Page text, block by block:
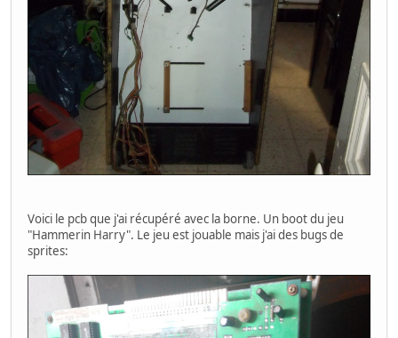
Voici le pcb que j'ai récupéré avec la borne. Un boot du jeu
"Hammerin Harry". Le jeu est jouable mais j'ai des bugs de
sprites: